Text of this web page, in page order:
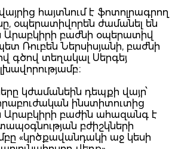
հայտնում է ֆոտոլրագրող
օպերատիվորեն ժամանել են
Արաբկիրի բաժնի օպերատիվ
Ռուբեն Ներսիսյանի, բաժնի
գծով տեղակալ Սերգեյ
կժամանեին դեպքի վայր՝
ինստիտուտից
Արաբկիրի բաժին ահազանգ է
բժիշկների
«կրծքավանդակի աջ կեսի